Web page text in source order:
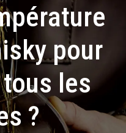
pour
les
?